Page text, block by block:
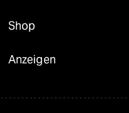
Shop
Anzeigen